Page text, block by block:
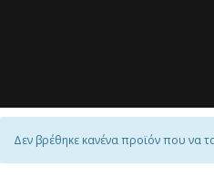
Δεν βρέθηκε κανένα προϊόν που να